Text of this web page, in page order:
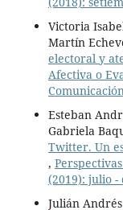
Victoria
Martín
electoral y
Afectiva o
Esteban
Gabriela
Twitter. Un
,
(2019): julio
Julián